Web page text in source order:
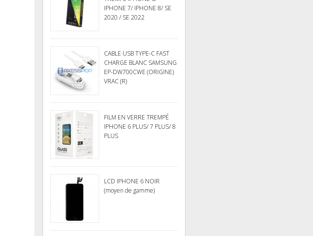
IPHONE 7/ IPHONE 8/ SE
2020 / SE 2022
CABLE USB TYPE-C FAST
CHARGE BLANC SAMSUNG
EP-DW700CWE (ORIGINE)
VRAC (R)
FILM EN VERRE TREMPÉ
IPHONE 6 PLUS/ 7 PLUS/ 8
PLUS
LCD IPHONE 6 NOIR
(moyen de gamme)